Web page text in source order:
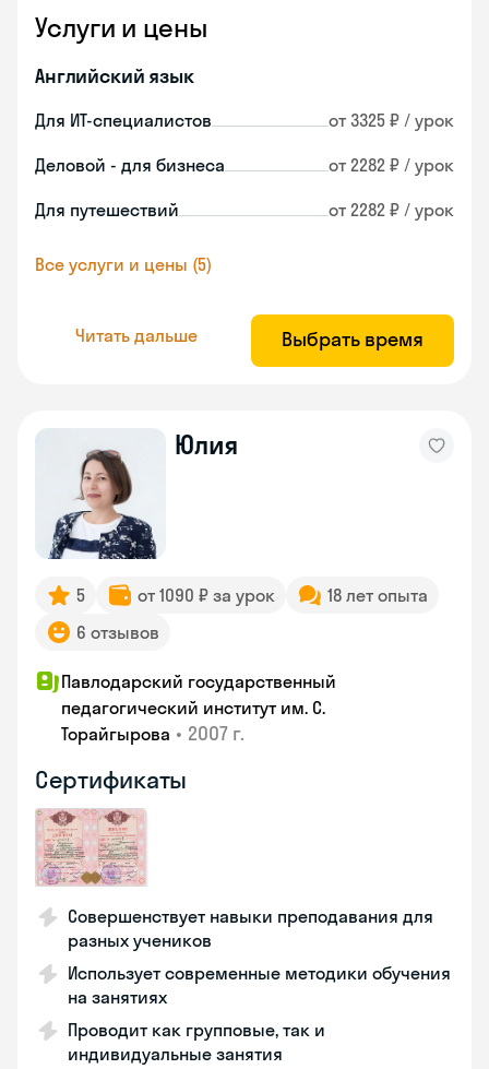
Услуги и цены
Английский язык
Для ИТ-специалистов от 3325 ₽ / урок
Деловой - для бизнеса от 2282 ₽ / урок
Для путешествий от 2282 ₽ / урок
Все услуги и цены (5)
Читать дальше Выбрать время
Юлия
5 от 1090 ₽ за урок
18 лет опыта
6 отзывов
Павлодарский государственный
педагогический институт им. С.
Торайгырова • 2007 г.
Сертификаты
Совершенствует навыки преподавания для
разных учеников
Использует современные методики обучения
на занятиях
Проводит как групповые, так и
индивидуальные занятия